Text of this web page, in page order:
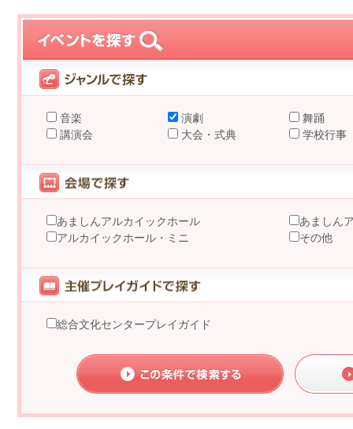
音楽 演劇
舞踊
講演会
大会・式典 学校行事
あましんアルカイックホール
あましん
アルカイックホール・ミニ
その他
総合文化センタープレイガイド